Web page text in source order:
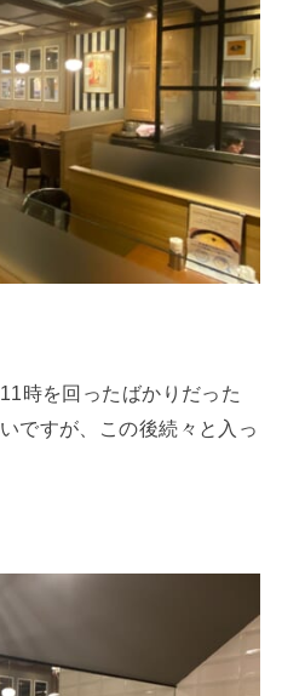
時を回ったばかりだった
ですが、この後続々と入っ